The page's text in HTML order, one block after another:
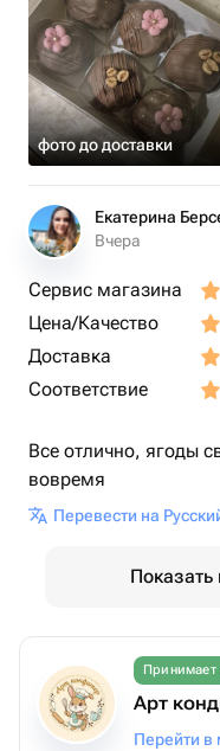
фото до доставки
Екатерина
Вчера
Сервис магазина
Цена/Качество
Доставка
Соответствие
Все отлично, ягоды
вовремя
Перевести на
Принимает
Арт
Перейти в